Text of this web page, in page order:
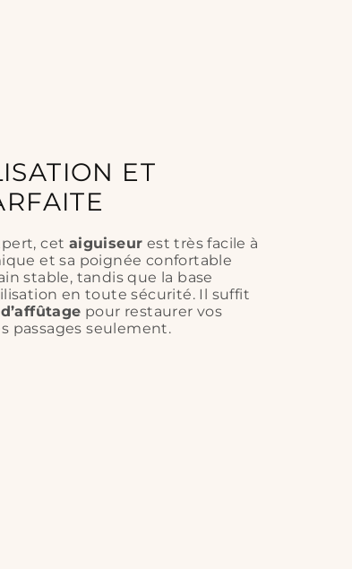
ET
cet aiguiseur est très facile à
et sa poignée confortable
stable, tandis que la base
en toute sécurité. Il suffit
d’affûtage pour restaurer vos
passages seulement.